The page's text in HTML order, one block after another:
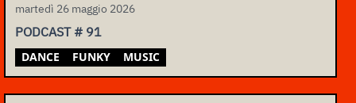
martedì 26 maggio 2026
PODCAST # 91
DANCE FUNKY MUSIC